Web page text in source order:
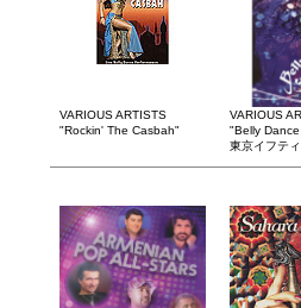
VARIOUS ARTISTS
"Rockin' The Casbah"
VARIOUS
"Belly
東京イフテ